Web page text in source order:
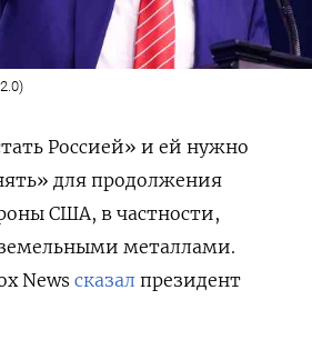
Россией» и ей нужно
для продолжения
США, в частности,
металлами.
News сказал президент